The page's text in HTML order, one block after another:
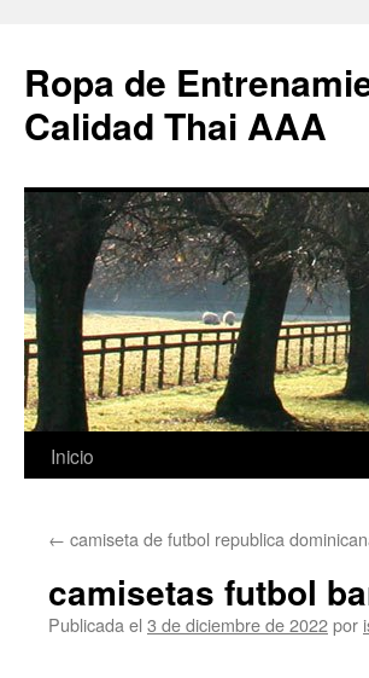
Ropa de
Calidad Thai AAA
Saltar
contenido
Inicio
← camiseta de futbol republica
camisetas futbol
Publicada el 3 de diciembre de 2022por